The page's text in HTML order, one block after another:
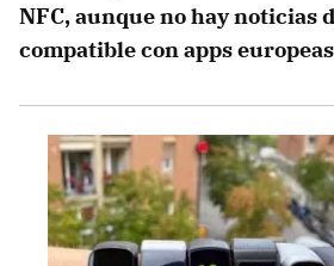
NFC, aunque no hay noticias
compatible con apps europeas